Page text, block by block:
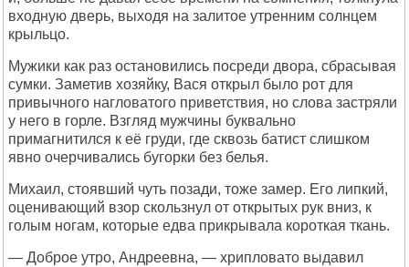
входную дверь, выходя на залитое утренним солнцем
крыльцо.
Мужики как раз остановились посреди двора, сбрасывая
сумки. Заметив хозяйку, Вася открыл было рот для
привычного нагловатого приветствия, но слова застряли
у него в горле. Взгляд мужчины буквально
примагнитился к её груди, где сквозь батист слишком
явно очерчивались бугорки без белья.
Михаил, стоявший чуть позади, тоже замер. Его липкий,
оценивающий взор скользнул от открытых рук вниз, к
голым ногам, которые едва прикрывала короткая ткань.
— Доброе утро, Андреевна, — хрипловато выдавил